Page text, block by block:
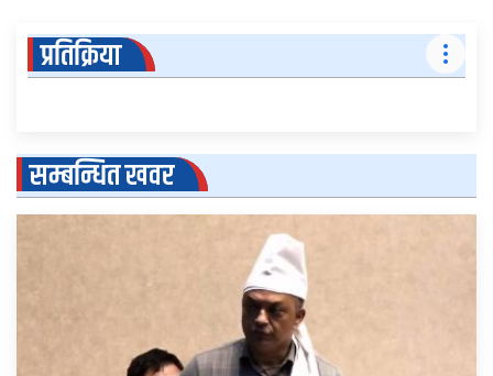
प्रतिक्रिया
सम्बन्धित खवर